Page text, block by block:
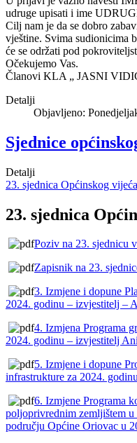
udruge upisati i ime
Cilj nam je da se dobro
vještine. Svima sudionicima
će se održati pod
Očekujemo Vas.
Članovi KLA „ JASNI
Detalji
Objavljeno:
Sjednice
Detalji
23. sjednica Općinskog vijeća
23. sjednica
Poziv na 23. sjednicu
Zapisnik na 23.
3. Izmjene i dopune
2024. godinu – izvjestitelj –
4. Izmjena Programa
2024. godinu – izvjestitelj
5. Izmjene i dopune
infrastrukture za 2024.
6. Izmjene Programa
poljoprivrednim zemljištem
području Općine Oriovac u